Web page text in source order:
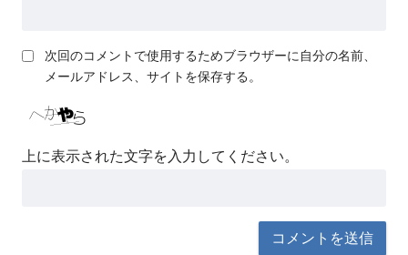
次回のコメントで使用するためブラウザーに自分の名前、
メールアドレス、サイトを保存する。
上に表示された文字を入力してください。